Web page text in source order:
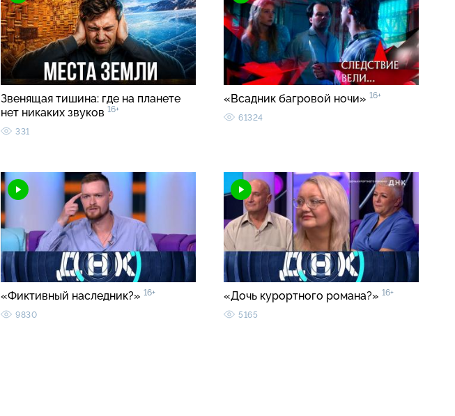
Звенящая тишина: где на планете
нет никаких звуков 16+
331
«Всадник багровой ночи» 16+
61324
«Фиктивный наследник?» 16+
9830
«Дочь курортного романа?» 16+
5165